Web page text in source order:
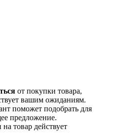
от покупки товара,
вашим ожиданиям.
поможет подобрать для
предложение.
товар действует